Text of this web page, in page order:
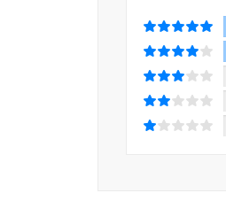
--- p. 208~209, 「친
그래서 자신 있게 말
슬프고 외롭고 힘들
반드시 책을 읽으라고
지금 제 말이 무슨 뜻
자주 보고 오래 만
털어놓는다. 남에
바닥인지 가늠할 수
영락없이 가까운
일상과 희로애락을